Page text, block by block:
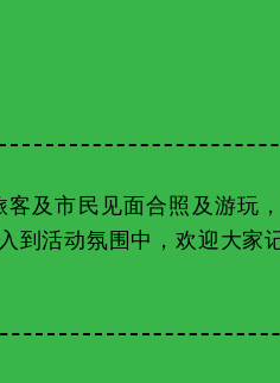
及市民见面合照及游玩
活动氛围中，欢迎大家